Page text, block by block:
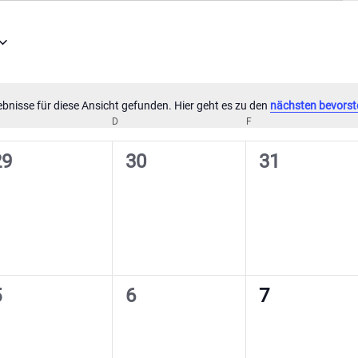
Hinweis
für diese Ansicht gefunden. Hier geht es zu den nächsten
D F
0
30
0
31
0
6
0
7